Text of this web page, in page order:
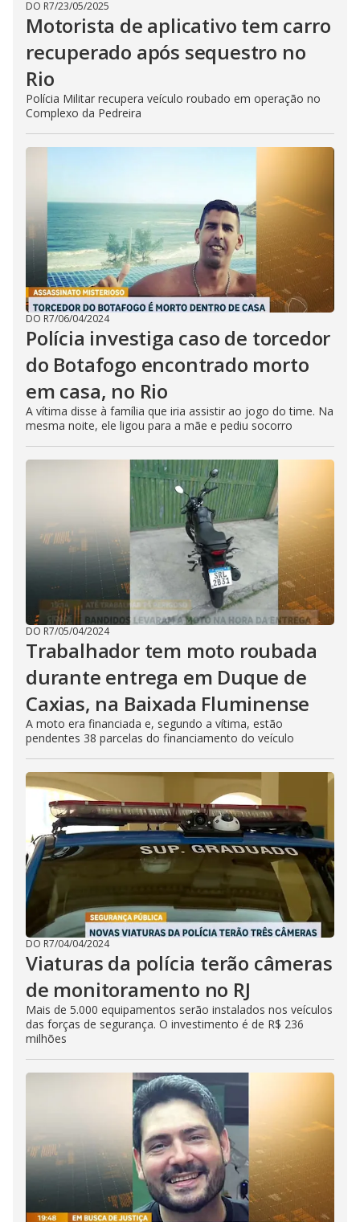
DO R7/23/05/2025
Motorista de aplicativo tem carro
recuperado após sequestro no
Rio
Polícia Militar recupera veículo roubado em operação no
Complexo da Pedreira
DO R7/06/04/2024
Polícia investiga caso de torcedor
do Botafogo encontrado morto
em casa, no Rio
A vítima disse à família que iria assistir ao jogo do time. Na
mesma noite, ele ligou para a mãe e pediu socorro
DO R7/05/04/2024
Trabalhador tem moto roubada
durante entrega em Duque de
Caxias, na Baixada Fluminense
A moto era financiada e, segundo a vítima, estão
pendentes 38 parcelas do financiamento do veículo
DO R7/04/04/2024
Viaturas da polícia terão câmeras
de monitoramento no RJ
Mais de 5.000 equipamentos serão instalados nos veículos
das forças de segurança. O investimento é de R$ 236
milhões